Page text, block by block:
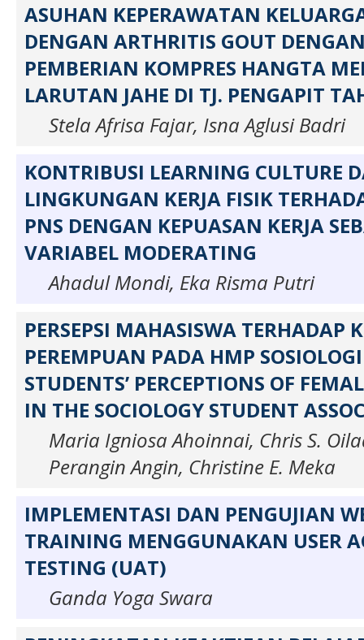
ASUHAN KEPERAWATAN
DENGAN ARTHRITIS GOUT
PEMBERIAN KOMPRES HANGTA
LARUTAN JAHE DI TJ. PENGAPIT
Stela Afrisa Fajar, Isna Aglusi Badri
KONTRIBUSI LEARNING CULTURE
LINGKUNGAN KERJA FISIK
PNS DENGAN KEPUASAN KERJA
VARIABEL MODERATING
Ahadul Mondi, Eka Risma Putri
PERSEPSI MAHASISWA TERHADAP
PEREMPUAN PADA HMP
STUDENTS’ PERCEPTIONS OF
IN THE SOCIOLOGY STUDENT
Maria Igniosa Ahoinnai, Chris S.
Perangin Angin, Christine E. Meka
IMPLEMENTASI DAN PENGUJIAN
TRAINING MENGGUNAKAN USER
TESTING (UAT)
Ganda Yoga Swara